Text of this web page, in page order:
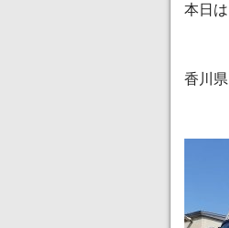
本日
香川